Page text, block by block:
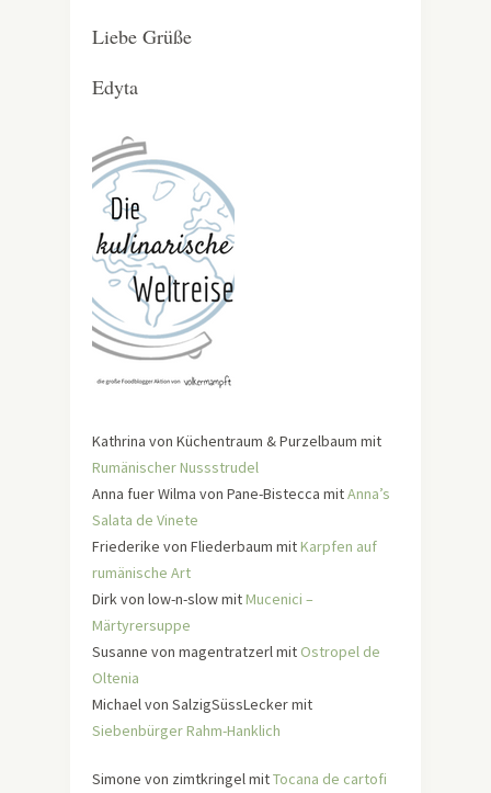
Liebe Grüße
Edyta
Kathrina von Küchentraum & Purzelbaum mit
Rumänischer Nussstrudel
Anna fuer Wilma von Pane-Bistecca mitAnna’s
Salata de Vinete
Friederike von Fliederbaum mitKarpfen auf
rumänische Art
Dirk von low-n-slow mitMucenici –
Märtyrersuppe
Susanne von magentratzerl mit Ostropel de
Oltenia
Michael von SalzigSüssLecker mit
Siebenbürger Rahm-Hanklich
Simone von zimtkringel mitTocana de cartofi